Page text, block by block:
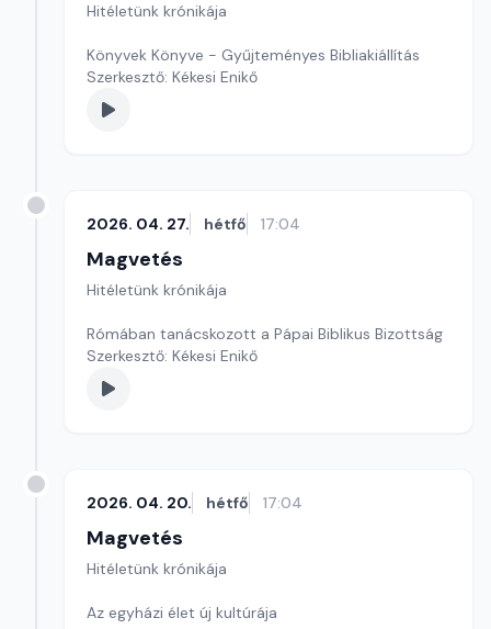
Hitéletünk krónikája
Könyvek Könyve - Gyűjteményes Bibliakiállítás
Szerkesztő: Kékesi Enikő
2026. 04. 27. hétfő 17:04
Magvetés
Hitéletünk krónikája
Rómában tanácskozott a Pápai Biblikus Bizottság
Szerkesztő: Kékesi Enikő
2026. 04. 20. hétfő 17:04
Magvetés
Hitéletünk krónikája
Az egyházi élet új kultúrája